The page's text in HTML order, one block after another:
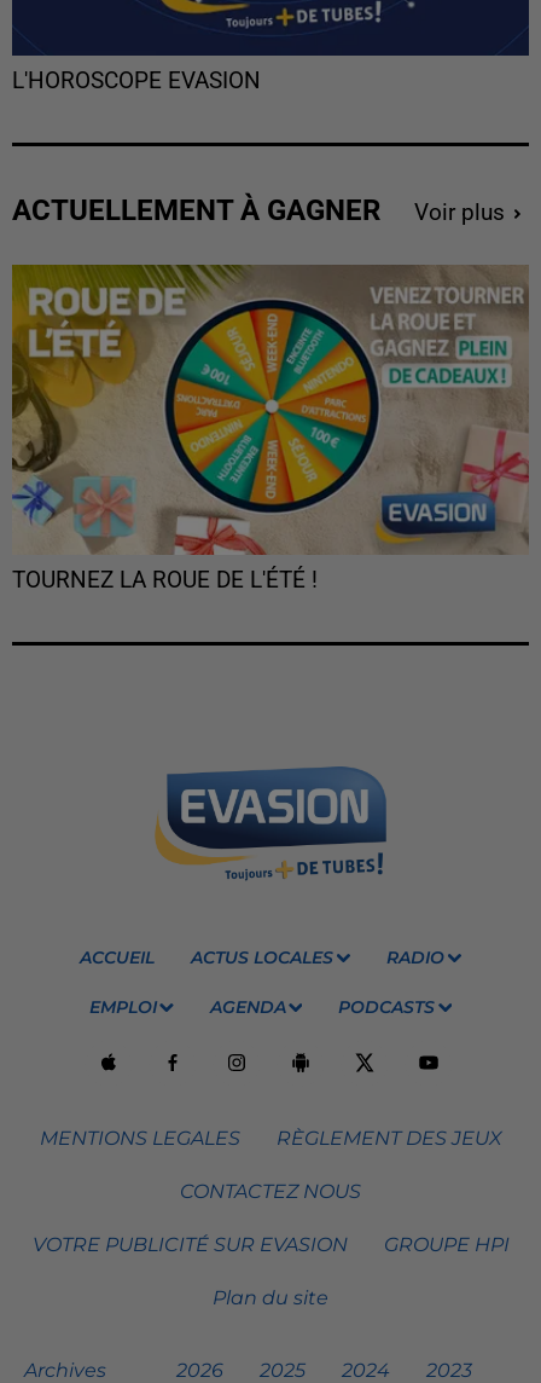
L'HOROSCOPE EVASION
ACTUELLEMENT À GAGNER Voir plus
TOURNEZ LA ROUE DE L'ÉTÉ !
ACCUEIL ACTUS LOCALES RADIO
EMPLOI AGENDA PODCASTS
MENTIONS LEGALES RÈGLEMENT DES JEUX
CONTACTEZ NOUS
VOTRE PUBLICITÉ SUR EVASION GROUPE HPI
Plan du site
Archives 2026 2025 2024 2023